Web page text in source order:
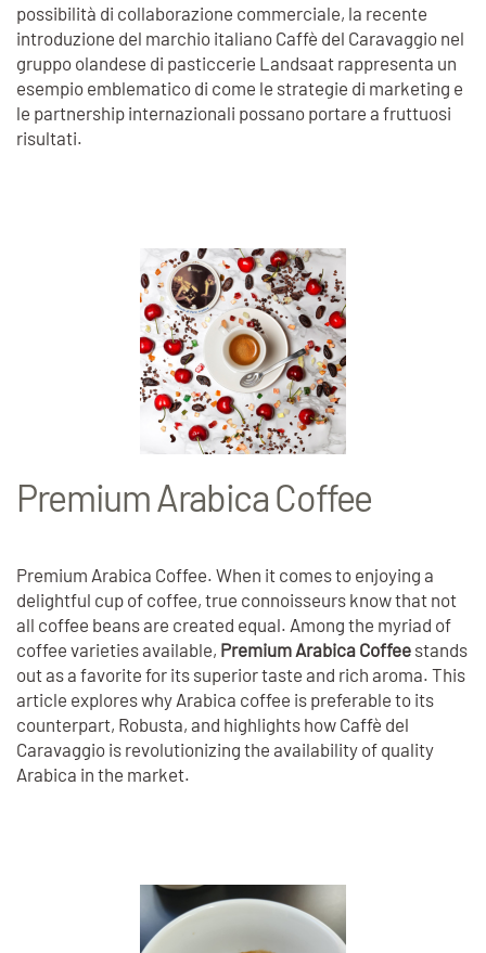
possibilità di collaborazione commerciale, la recente
introduzione del marchio italiano Caffè del Caravaggio nel
gruppo olandese di pasticcerie Landsaat rappresenta un
esempio emblematico di come le strategie di marketing e
le partnership internazionali possano portare a fruttuosi
risultati.
Premium Arabica Coffee
Premium Arabica Coffee. When it comes to enjoying a
delightful cup of coffee, true connoisseurs know that not
all coffee beans are created equal. Among the myriad of
coffee varieties available, Premium Arabica Coffee stands
out as a favorite for its superior taste and rich aroma. This
article explores why Arabica coffee is preferable to its
counterpart, Robusta, and highlights how Caffè del
Caravaggio is revolutionizing the availability of quality
Arabica in the market.